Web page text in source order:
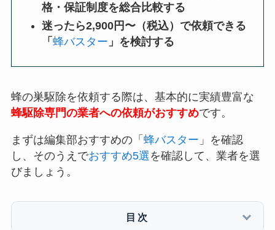
格・保証制度を総合比較する
迷ったら2,900円〜（税込）で依頼できる
「蜂バスター 」を検討する
蜂の巣駆除を依頼する際は、基本的に実績豊富な
蜂駆除専門の業者への依頼がおすすめです。
まずは編集部おすすめの「 蜂バスター 」を確認
し、そのうえでおすすめ5選 を確認して、業者を選
びましょう。
目次